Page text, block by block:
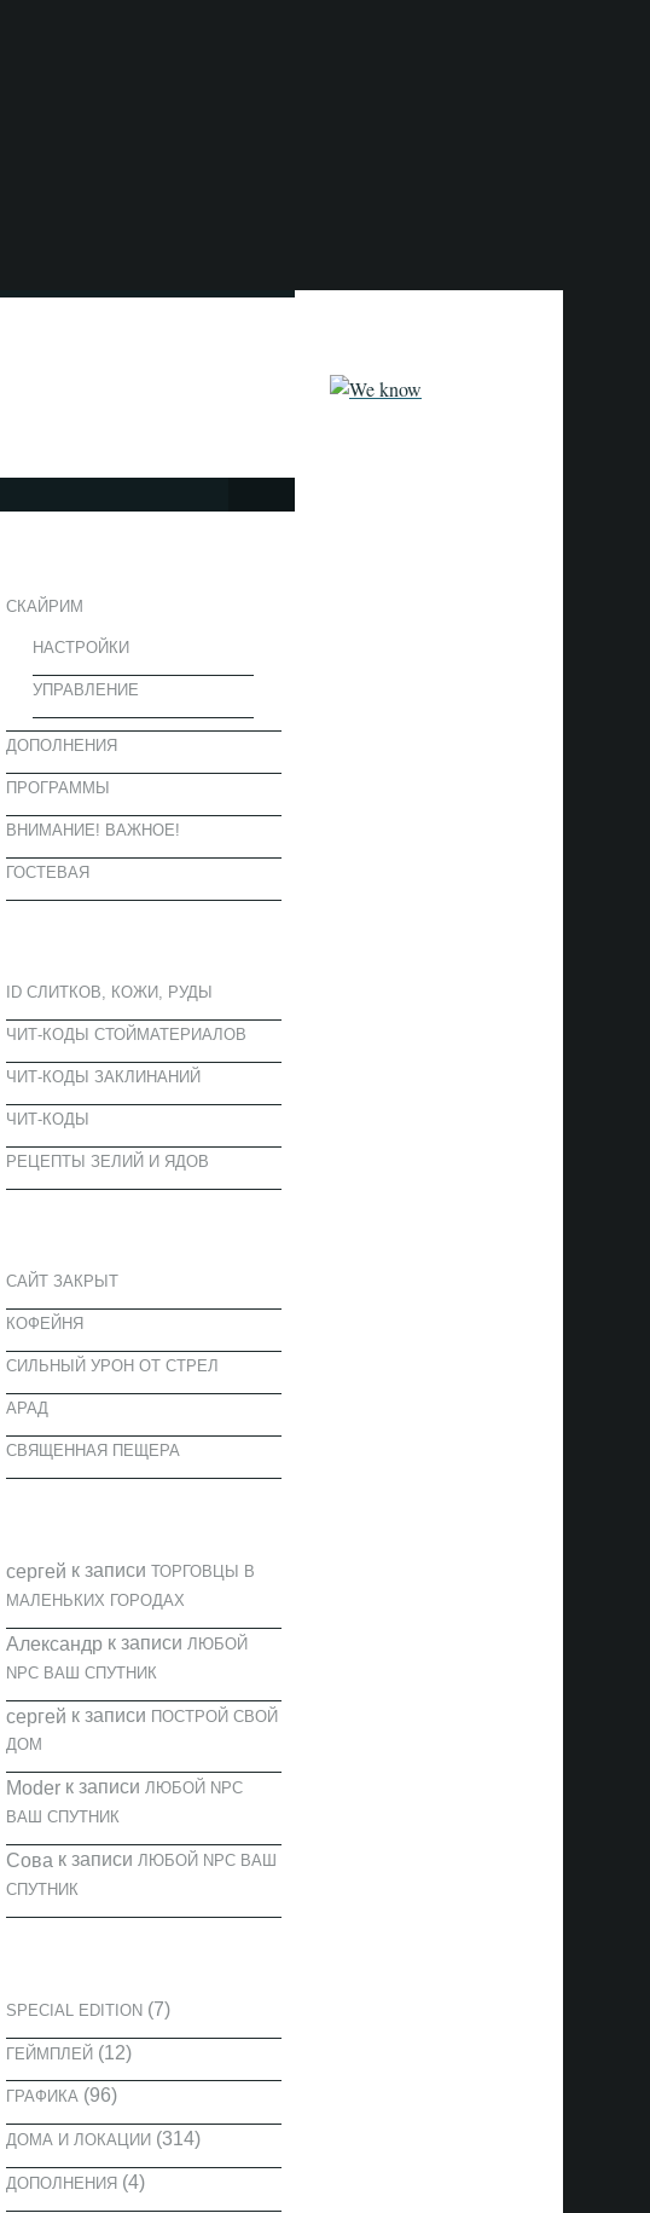
СКАЙРИМ
НАСТРОЙКИ
УПРАВЛЕНИЕ
ДОПОЛНЕНИЯ
ПРОГРАММЫ
ВНИМАНИЕ! ВАЖНОЕ!
ГОСТЕВАЯ
ID СЛИТКОВ, КОЖИ, РУДЫ
ЧИТ-КОДЫ СТОЙМАТЕРИАЛОВ
ЧИТ-КОДЫ ЗАКЛИНАНИЙ
ЧИТ-КОДЫ
РЕЦЕПТЫ ЗЕЛИЙ И ЯДОВ
САЙТ ЗАКРЫТ
КОФЕЙНЯ
CИЛЬНЫЙ УРОН ОТ СТРЕЛ
АРАД
СВЯЩЕННАЯ ПЕЩЕРА
cергей к записи ТОРГОВЦЫ В
МАЛЕНЬКИХ ГОРОДАХ
Александрк записи ЛЮБОЙ
NPC ВАШ СПУТНИК
cергей к записи ПОСТРОЙ СВОЙ
ДОМ
Moderк записи ЛЮБОЙ NPC
ВАШ СПУТНИК
Сова к записи ЛЮБОЙ NPC ВАШ
СПУТНИК
SPECIAL EDITION(7)
ГЕЙМПЛЕЙ(12)
ГРАФИКА (96)
ДОМА И ЛОКАЦИИ(314)
ДОПОЛНЕНИЯ(4)